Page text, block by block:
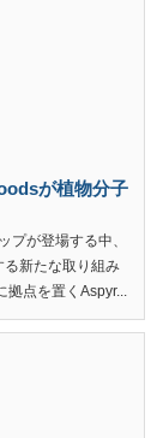
が植物分子
プが登場する中、
る新たな取り組み
点を置くAspyr...